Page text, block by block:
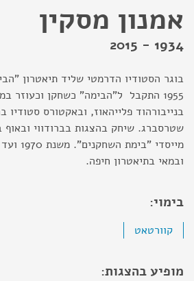
אמנון מסקין
1934 - 2015
בוגר הסטודיו הדרמטי שליד תיאטרון
1955 התקבל ל"הבימה" כשחקן וכעוזר
בנייבורהוד פלייהאוז, ובאקטורס סטודיו
שטרסברג. שיחק בהצגות בברודווי ובאוף
מייסדי
ובמאי בתיאטרון חיפה.
בימוי:
קוורטאט
מופיע בהצגות: